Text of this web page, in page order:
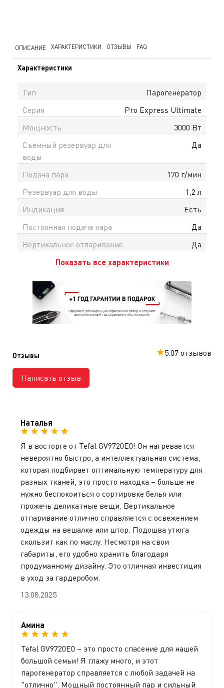
ОПИСАНИЕ ХАРАКТЕРИСТИКИ ОТЗЫВЫ FAQ
Характеристики
Тип
Парогенератор
Серия
Pro Express Ultimate
Мощность
3000 Вт
Съемный резервуар для
воды
Да
Подача пара
170 г/мин
Резервуар для воды
1,2 л
Индикация
Есть
Постоянная подача пара
Да
Вертикальное отпаривание
Да
Показать все характеристики
Отзывы
Написать отзыв
5.07 отзывов
Наталья
Я в восторге от Tefal GV9720E0! Он нагревается
невероятно быстро, а интеллектуальная система,
которая подбирает оптимальную температуру для
разных тканей, это просто находка – больше не
нужно беспокоиться о сортировке белья или
прожечь деликатные вещи. Вертикальное
отпаривание отлично справляется с освежением
одежды на вешалке или штор. Подошва утюга
скользит как по маслу. Несмотря на свои
габариты, его удобно хранить благодаря
продуманному дизайну. Это отличная инвестиция
в уход за гардеробом.
13.08.2025
Амина
Tefal GV9720E0 – это просто спасение для нашей
большой семьи! Я глажу много, и этот
парогенератор справляется с любой задачей на
"отлично". Мощный постоянный пар и сильный